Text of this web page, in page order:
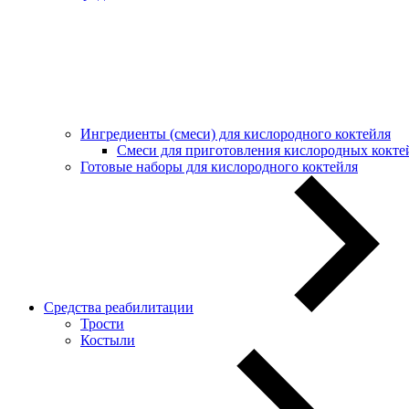
Ингредиенты (смеси) для кислородного коктейля
Смеси для приготовления кислородных
Готовые наборы для кислородного коктейля
Средства реабилитации
Трости
Костыли